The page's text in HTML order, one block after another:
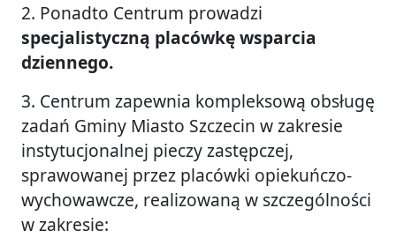
2. Ponadto Centrum prowadzi
specjalistyczną placówkę wsparcia
dziennego.
3. Centrum zapewnia kompleksową obsługę
zadań Gminy Miasto Szczecin w zakresie
instytucjonalnej pieczy zastępczej,
sprawowanej przez placówki opiekuńczo-
wychowawcze, realizowaną w szczególności
w zakresie: